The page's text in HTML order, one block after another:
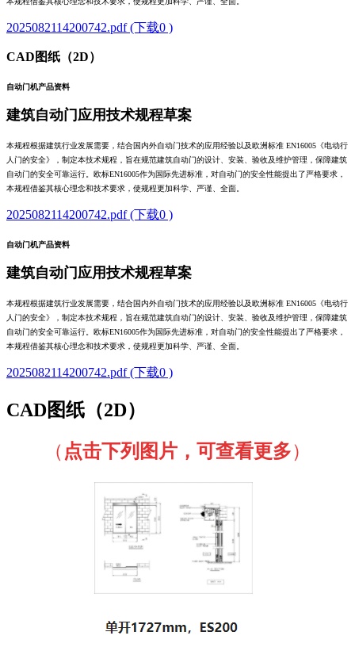
2025082114200742.pdf (下载0 )
CAD图纸（2D）
自动门机产品资料
建筑自动门应用技术规程草案
本规程根据建筑行业发展需要，结合国内外自动门技术的应用经验以及欧洲标准 EN16005《电动行
人门的安全》，制定本技术规程，旨在规范建筑自动门的设计、安装、验收及维护管理，保障建筑
自动门的安全可靠运行。欧标EN16005作为国际先进标准，对自动门的安全性能提出了严格要求，
本规程借鉴其核心理念和技术要求，使规程更加科学、严谨、全面。
2025082114200742.pdf (下载0 )
自动门机产品资料
建筑自动门应用技术规程草案
本规程根据建筑行业发展需要，结合国内外自动门技术的应用经验以及欧洲标准 EN16005《电动行
人门的安全》，制定本技术规程，旨在规范建筑自动门的设计、安装、验收及维护管理，保障建筑
自动门的安全可靠运行。欧标EN16005作为国际先进标准，对自动门的安全性能提出了严格要求，
本规程借鉴其核心理念和技术要求，使规程更加科学、严谨、全面。
2025082114200742.pdf (下载0 )
CAD图纸（2D）
（ 点击下列图片，可查看更多）